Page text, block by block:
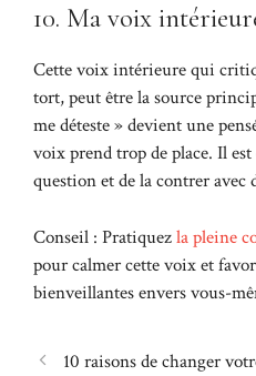
10. Ma voix
Cette voix intérieure qui
tort, peut être la source
me déteste » devient une
voix prend trop de place. Il
question et de la contrer avec
Conseil : Pratiquezla pleine
pour calmer cette voix et
bienveillantes envers vous-
10 raisons de changer